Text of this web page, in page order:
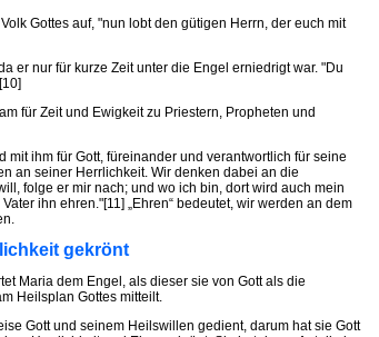
Gottes auf, "nun lobt den gütigen Herrn, der euch mit
er nur für kurze Zeit unter die Engel erniedrigt war. "Du
für Zeit und Ewigkeit zu Priestern, Propheten und
mit ihm für Gott, füreinander und verantwortlich für seine
an seiner Herrlichkeit. Wir denken dabei an die
folge er mir nach; und wo ich bin, dort wird auch mein
ihn ehren."[11] „Ehren“ bedeutet, wir werden an dem
gekrönt
Maria dem Engel, als dieser sie von Gott als die
Heilsplan Gottes mitteilt.
Gott und seinem Heilswillen gedient, darum hat sie Gott